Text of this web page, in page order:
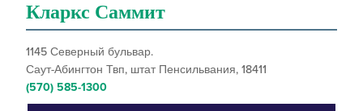
Кларкс Саммит
1145 Северный бульвар.
Саут-Абингтон Твп, штат Пенсильвания, 18411
(570) 585-1300